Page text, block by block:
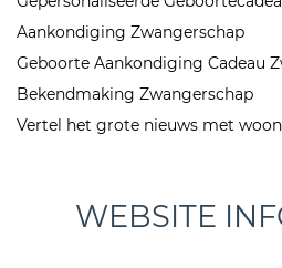
Aankondiging Zwangerschap
Geboorte Aankondiging Cadeau
Bekendmaking Zwangerschap
Vertel het grote nieuws met
WEBSITE